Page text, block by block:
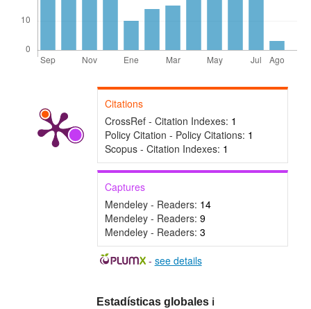
Citations
CrossRef - Citation Indexes: 1
Policy Citation - Policy Citations: 1
Scopus - Citation Indexes: 1
Captures
Mendeley - Readers: 14
Mendeley - Readers: 9
Mendeley - Readers: 3
- see details
Estadísticas globales ℹ️